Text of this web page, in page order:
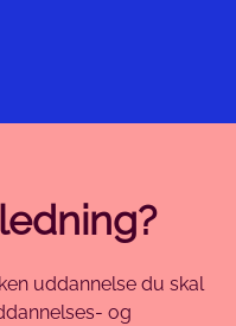
uddannelse du skal
og